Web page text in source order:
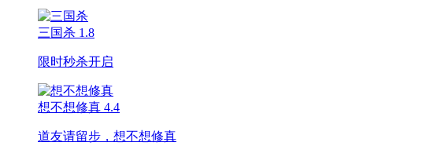
三国杀 1.8
限时秒杀开启
想不想修真 4.4
道友请留步，想不想修真